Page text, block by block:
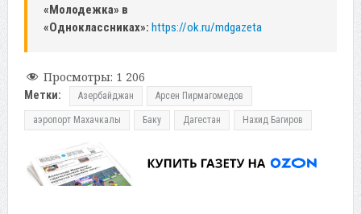
«Молодежка» в
«Одноклассниках»: https://ok.ru/mdgazeta
Просмотры: 1 206
Метки: Азербайджан Арсен Пирмагомедов
аэропорт Махачкалы Баку Дагестан Нахид Багиров